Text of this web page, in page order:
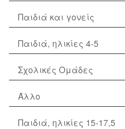
Παιδιά και γονείς
Παιδιά, ηλικίες 4-5
Σχολικές Ομάδες
Άλλο
Παιδιά, ηλικίες 15-17,5